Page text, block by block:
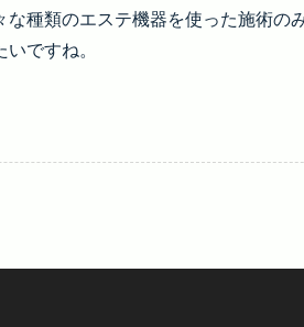
種類のエステ機器を使った施術の
ですね。